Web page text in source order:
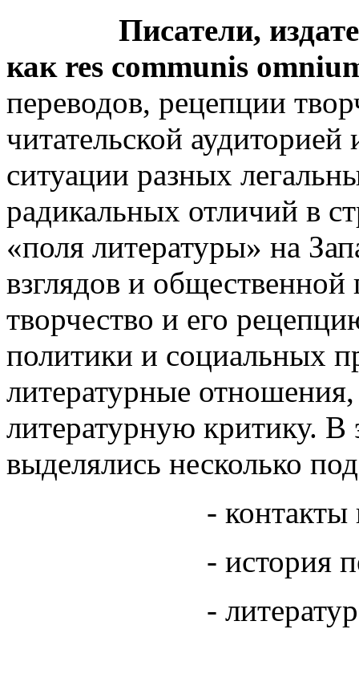
Писатели,
как res communis
переводов, рецепции
читательской
ситуации разных
радикальных отличий в
«поля литературы» на
взглядов и
творчество и его
политики и социальных
литературные отношения,
литературную критику. В
выделялись несколько
- контакты и
- история
- литература и